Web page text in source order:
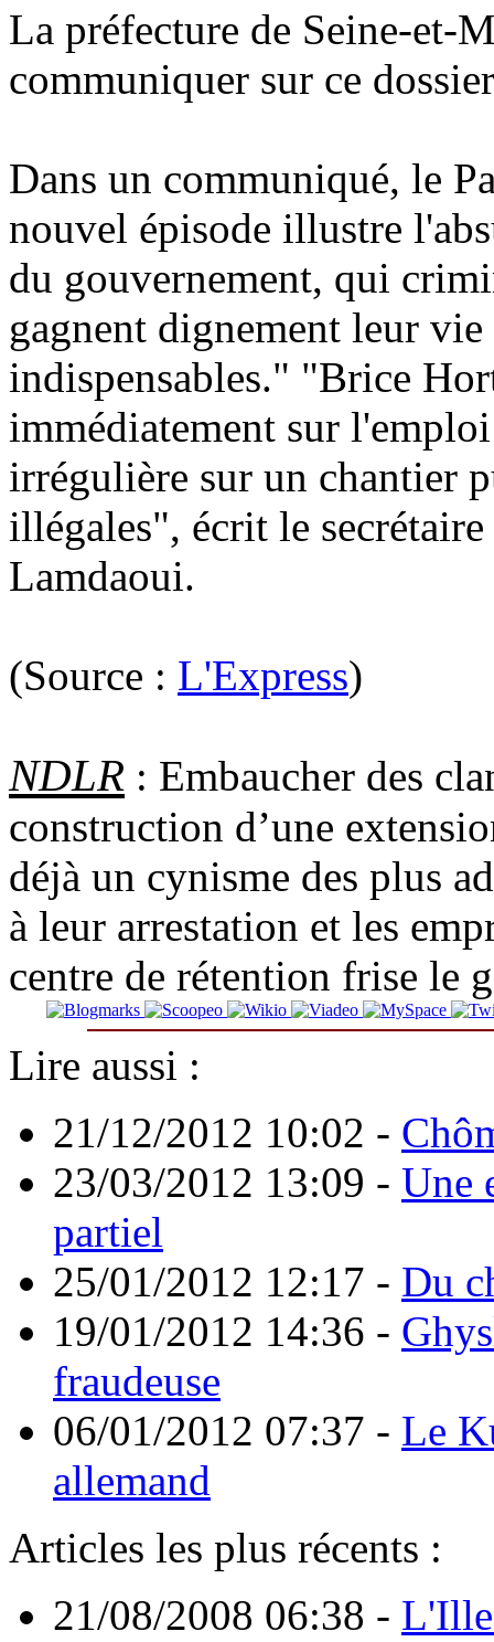
La préfecture de Seine-et-
communiquer sur ce
Dans un communiqué, le
nouvel épisode illustre
du gouvernement, qui
gagnent dignement leur
indispensables." "Brice
immédiatement sur
irrégulière sur un chantier
illégales", écrit le
Lamdaoui.
(Source : L'Express)
NDLR : Embaucher des
construction d’une
déjà un cynisme des plus
à leur arrestation et les
centre de rétention frise
Lire aussi :
21/12/2012 10:02 -
23/03/2012 13:09 - Une
partiel
25/01/2012 12:17 - Du
19/01/2012 14:36 -
fraudeuse
06/01/2012 07:37 - Le
allemand
Articles les plus récents :
21/08/2008 06:38 -